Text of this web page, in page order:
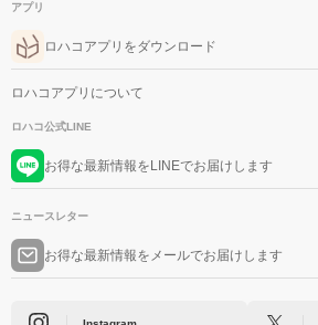
アプリ
ロハコアプリをダウンロード
ロハコアプリについて
ロハコ公式LINE
お得な最新情報をLINEでお届けします
ニュースレター
お得な最新情報をメールでお届けします